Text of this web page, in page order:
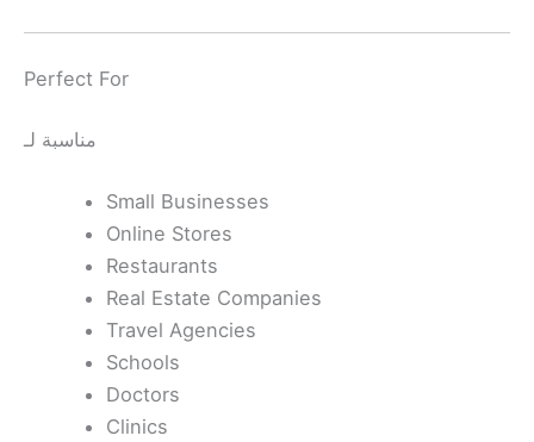
Perfect For
مناسبة لـ
Small Businesses
Online Stores
Restaurants
Real Estate Companies
Travel Agencies
Schools
Doctors
Clinics